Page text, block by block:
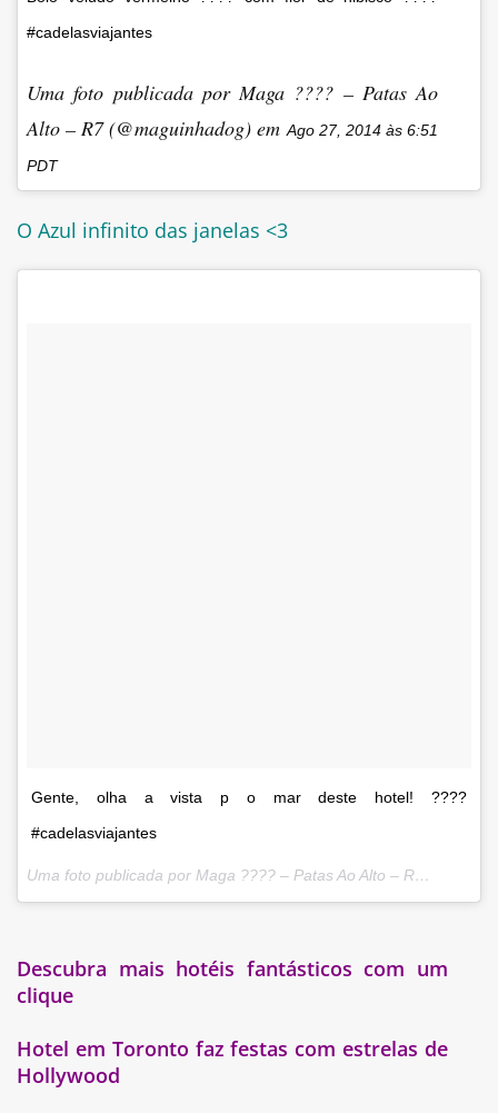
#cadelasviajantes
Uma foto publicada por Maga ???? – Patas Ao
Alto – R7 (@maguinhadog) em Ago 27, 2014 às 6:51
PDT
O Azul infinito das janelas <3
Gente, olha a vista p o mar deste hotel! ????
#cadelasviajantes
Uma foto publicada por Maga ???? – Patas Ao Alto – R7 (@maguinhadog) em
Descubra mais hotéis fantásticos com um
clique
Hotel em Toronto faz festas com estrelas de
Hollywood